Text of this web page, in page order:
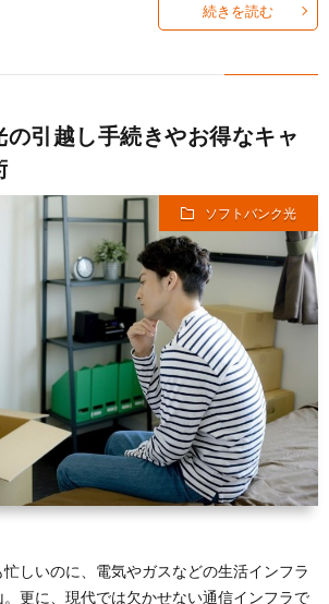
続きを読む
の引越し手続きやお得なキャ
ソフトバンク光
しいのに、電気やガスなどの生活インフラ
。更に、現代では欠かせない通信インフラで